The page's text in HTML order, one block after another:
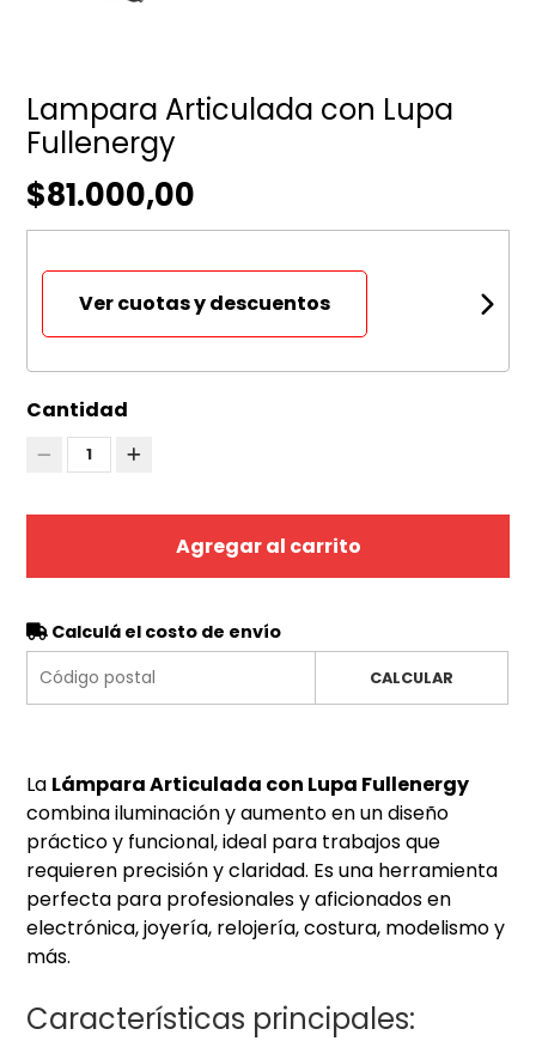
Lampara Articulada con Lupa
Fullenergy
$81.000,00
Ver cuotas y descuentos
Cantidad
1
Agregar al carrito
Calculá el costo de envío
CALCULAR
La Lámpara Articulada con Lupa Fullenergy
combina iluminación y aumento en un diseño
práctico y funcional, ideal para trabajos que
requieren precisión y claridad. Es una herramienta
perfecta para profesionales y aficionados en
electrónica, joyería, relojería, costura, modelismo y
más.
Características principales: